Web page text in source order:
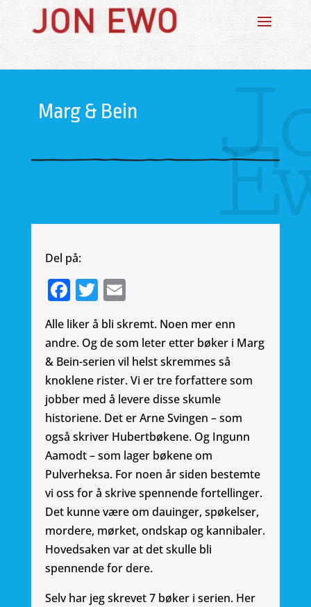
Marg & Bein
Del på:
Facebook
Twitter
Email
Alle liker å bli skremt. Noen mer enn
andre. Og de som leter etter bøker i Marg
& Bein-serien vil helst skremmes så
knoklene rister. Vi er tre forfattere som
jobber med å levere disse skumle
historiene. Det er Arne Svingen – som
også skriver Hubertbøkene. Og Ingunn
Aamodt – som lager bøkene om
Pulverheksa. For noen år siden bestemte
vi oss for å skrive spennende fortellinger.
Det kunne være om dauinger, spøkelser,
mordere, mørket, ondskap og kannibaler.
Hovedsaken var at det skulle bli
spennende for dere.
Selv har jeg skrevet 7 bøker i serien. Her